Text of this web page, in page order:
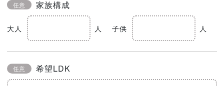
任意 家族構成
大人 人 子供 人
任意 希望LDK